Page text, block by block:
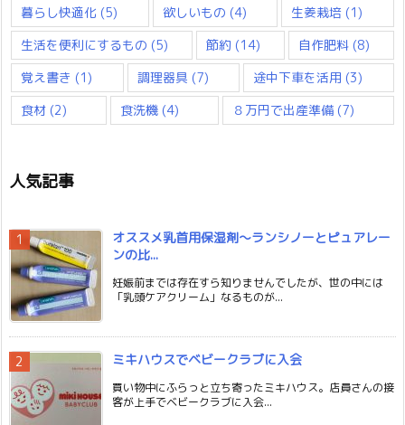
暮らし快適化 (5) 欲しいもの (4) 生姜栽培 (1)
生活を便利にするもの (5) 節約 (14) 自作肥料 (8)
覚え書き (1) 調理器具 (7) 途中下車を活用 (3)
食材 (2) 食洗機 (4) ８万円で出産準備 (7)
人気記事
オススメ乳首用保湿剤〜ランシノーとピュアレー
ンの比...
妊娠前までは存在すら知りませんでしたが、世の中には
「乳頭ケアクリーム」なるものが...
ミキハウスでベビークラブに入会
買い物中にふらっと立ち寄ったミキハウス。店員さんの接
客が上手でベビークラブに入会...